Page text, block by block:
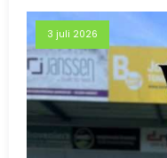
3 juli 2026